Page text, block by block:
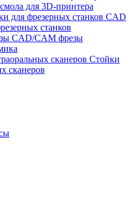
для 3D-принтера
CAD
станков
CAD/CAM фрезы
Стойки
сканеров